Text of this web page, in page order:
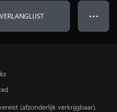
● ● ●
(afzonderlijk verkrijgbaar).